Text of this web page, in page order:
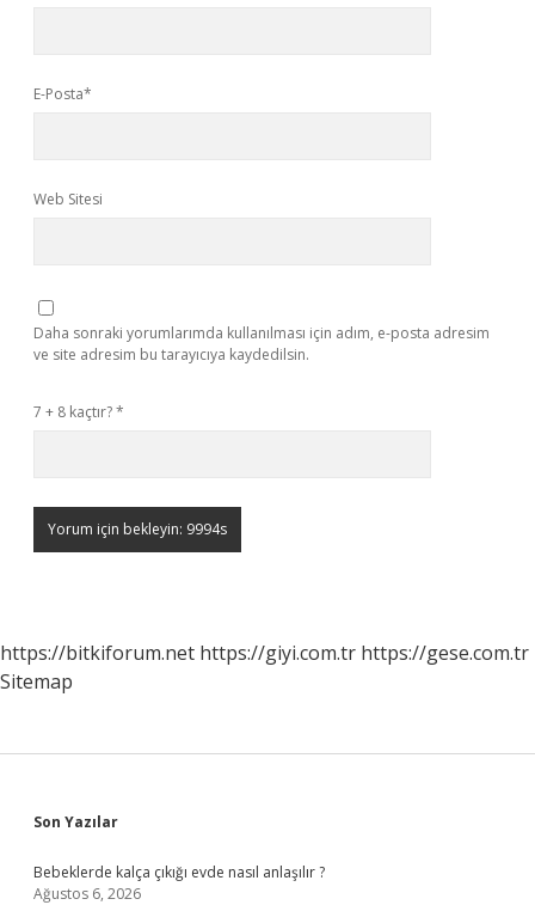
E-Posta*
Web Sitesi
Daha sonraki yorumlarımda kullanılması için adım, e-posta adresim
ve site adresim bu tarayıcıya kaydedilsin.
7 + 8 kaçtır?*
https://bitkiforum.net https://giyi.com.tr https://gese.com.tr
Sitemap
Sidebar
Son Yazılar
Bebeklerde kalça çıkığı evde nasıl anlaşılır ?
Ağustos 6, 2026